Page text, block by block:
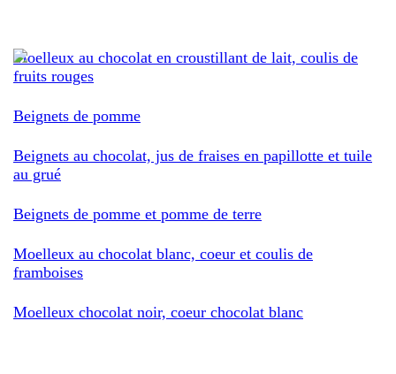
Moelleux au chocolat en croustillant de lait, coulis de
fruits rouges
Beignets de pomme
Beignets au chocolat, jus de fraises en papillotte et tuile
au grué
Beignets de pomme et pomme de terre
Moelleux au chocolat blanc, coeur et coulis de
framboises
Moelleux chocolat noir, coeur chocolat blanc